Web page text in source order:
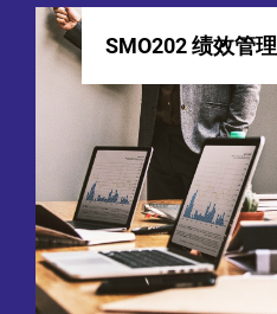
SMO202 绩效管理